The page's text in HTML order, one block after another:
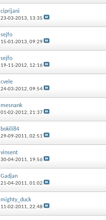
ciprijani
23-03-2013, 13:35
sejfo
15-01-2013, 09:29
sejfo
19-11-2012, 12:16
cvele
24-03-2012, 09:54
mesnank
01-02-2012, 21:37
bokili84
29-09-2011, 02:51
vinsent
30-04-2011, 19:56
Gadjan
21-04-2011, 01:02
mighty_duck
11-02-2011, 22:48